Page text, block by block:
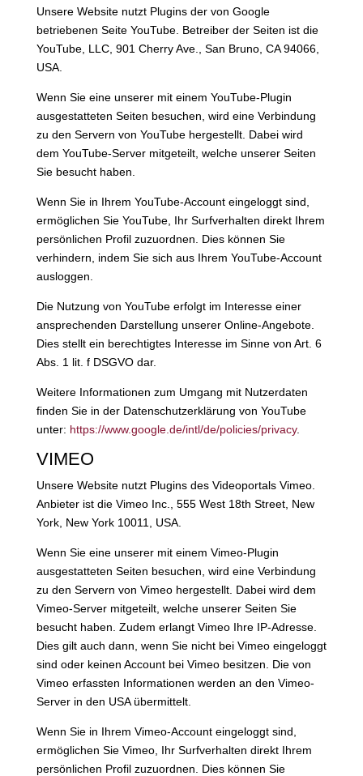
Unsere Website nutzt Plugins der von Google
betriebenen Seite YouTube. Betreiber der Seiten ist die
YouTube, LLC, 901 Cherry Ave., San Bruno, CA 94066,
USA.
Wenn Sie eine unserer mit einem YouTube-Plugin
ausgestatteten Seiten besuchen, wird eine Verbindung
zu den Servern von YouTube hergestellt. Dabei wird
dem YouTube-Server mitgeteilt, welche unserer Seiten
Sie besucht haben.
Wenn Sie in Ihrem YouTube-Account eingeloggt sind,
ermöglichen Sie YouTube, Ihr Surfverhalten direkt Ihrem
persönlichen Profil zuzuordnen. Dies können Sie
verhindern, indem Sie sich aus Ihrem YouTube-Account
ausloggen.
Die Nutzung von YouTube erfolgt im Interesse einer
ansprechenden Darstellung unserer Online-Angebote.
Dies stellt ein berechtigtes Interesse im Sinne von Art. 6
Abs. 1 lit. f DSGVO dar.
Weitere Informationen zum Umgang mit Nutzerdaten
finden Sie in der Datenschutzerklärung von YouTube
unter: https://www.google.de/intl/de/policies/privacy.
VIMEO
Unsere Website nutzt Plugins des Videoportals Vimeo.
Anbieter ist die Vimeo Inc., 555 West 18th Street, New
York, New York 10011, USA.
Wenn Sie eine unserer mit einem Vimeo-Plugin
ausgestatteten Seiten besuchen, wird eine Verbindung
zu den Servern von Vimeo hergestellt. Dabei wird dem
Vimeo-Server mitgeteilt, welche unserer Seiten Sie
besucht haben. Zudem erlangt Vimeo Ihre IP-Adresse.
Dies gilt auch dann, wenn Sie nicht bei Vimeo eingeloggt
sind oder keinen Account bei Vimeo besitzen. Die von
Vimeo erfassten Informationen werden an den Vimeo-
Server in den USA übermittelt.
Wenn Sie in Ihrem Vimeo-Account eingeloggt sind,
ermöglichen Sie Vimeo, Ihr Surfverhalten direkt Ihrem
persönlichen Profil zuzuordnen. Dies können Sie